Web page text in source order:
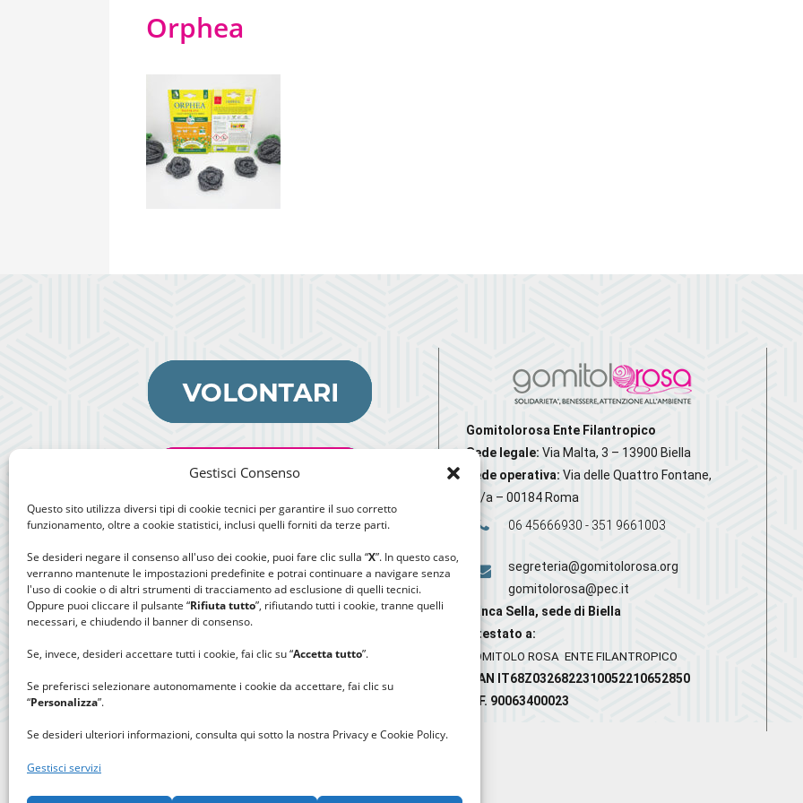
Gestisci Consenso
Questo sito utilizza diversi tipi di cookie tecnici per garantire il suo corretto
funzionamento, oltre a cookie statistici, inclusi quelli forniti da terze parti.
Se desideri negare il consenso all'uso dei cookie, puoi fare clic sulla “X”. In questo caso,
verranno mantenute le impostazioni predefinite e potrai continuare a navigare senza
l'uso di cookie o di altri strumenti di tracciamento ad esclusione di quelli tecnici.
Oppure puoi cliccare il pulsante “Rifiuta tutto”, rifiutando tutti i cookie, tranne quelli
necessari, e chiudendo il banner di consenso.
Se, invece, desideri accettare tutti i cookie, fai clic su “Accetta tutto”.
Se preferisci selezionare autonomamente i cookie da accettare, fai clic su
“Personalizza”.
Se desideri ulteriori informazioni, consulta qui sotto la nostra Privacy e Cookie Policy.
Gestisci servizi
Orphea
Gomitolorosa Ente Filantropico
Sede legale: Via Malta, 3 – 13900 Biella
Sede operativa: Via delle Quattro Fontane,
20/a – 00184 Roma
06 45666930 - 351 9661003
segreteria@gomitolorosa.org
gomitolorosa@pec.it
Banca Sella, sede di Biella
Intestato a:
GOMITOLO ROSA ENTE FILANTROPICO
IBAN IT68Z0326822310052210652850
C.F. 90063400023